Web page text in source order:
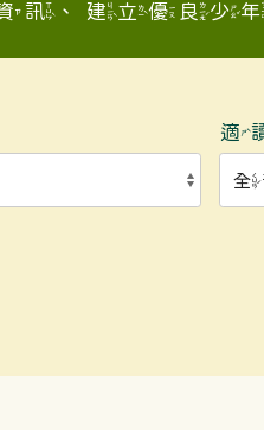
訊、建立優良少
適